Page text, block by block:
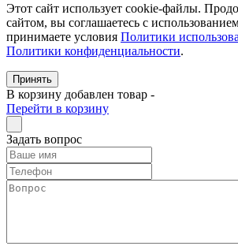
Этот сайт использует cookie-файлы.
сайтом, вы соглашаетесь с
принимаете условия Политики
Политики конфиденциальности.
Принять
В корзину добавлен товар -
Перейти в корзину
Задать вопрос